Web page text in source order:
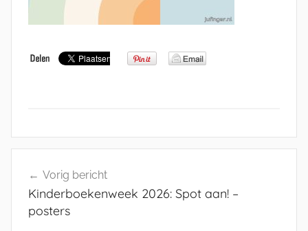
navigatie
Vorig bericht
Kinderboekenweek 2026: Spot aan! –
posters